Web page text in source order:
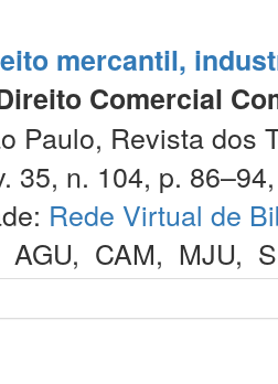
mercantil,
Comercial
Paulo, Revista dos
35, n. 104, p.
Rede Virtual de
AGU, CAM, MJU,